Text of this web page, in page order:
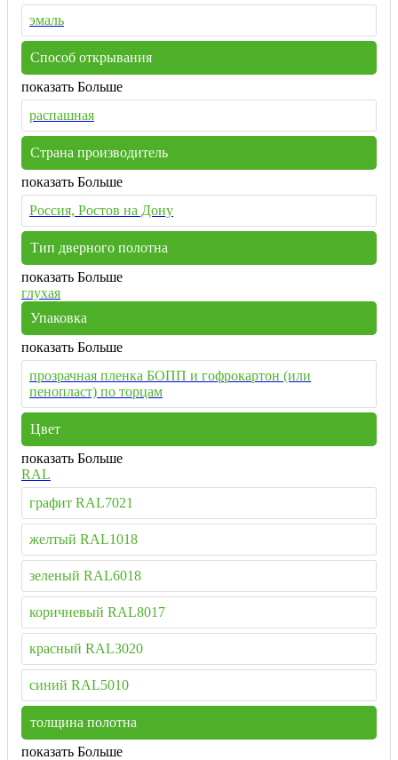
эмаль
Способ открывания
показать Больше
распашная
Страна производитель
показать Больше
Россия, Ростов на Дону
Тип дверного полотна
показать Больше
глухая
Упаковка
показать Больше
прозрачная пленка БОПП и гофрокартон (или
пенопласт) по торцам
Цвет
показать Больше
RAL
графит RAL7021
желтый RAL1018
зеленый RAL6018
коричневый RAL8017
красный RAL3020
синий RAL5010
толщина полотна
показать Больше